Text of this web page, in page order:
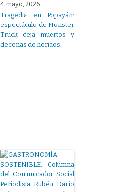
4 mayo, 2026
Tragedia en Popayán:
espectáculo de Monster
Truck deja muertos y
decenas de heridos.